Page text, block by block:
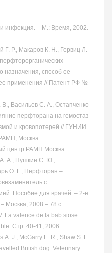
инфекция. – М.: Время, 2002.
Г. Р., Макаров К. Н., Гервиц Л.
назначения, способ ее
применения // Патент РФ №
Васильев С. А., Остапченко
перфторана на гемостаз
и кровопотерей // ГУНИИ
Москва.
центр РАМН Москва.
А. А., Пушкин С. Ю.,
О. Г., Перфторан –
с
Пособие для врачей. – 2-е
Москва, 2008 – 78 с.
La valence de la bab siose
Стр. 40-41, 2006.
A. J., McGarry E. R., Shaw S. E.
British dog. Veterinary